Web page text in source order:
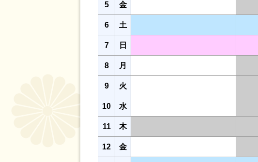
5 金
6 土
7 日
8 月
9 火
10 水
11 木
12 金